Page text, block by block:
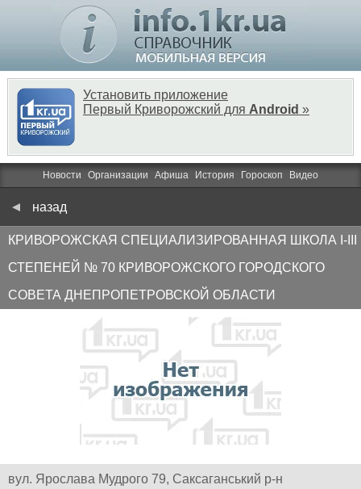
Установить приложение
Первый Криворожский для Android »
Новости Организации Афиша История Гороскоп Видео
назад
КРИВОРОЖСКАЯ СПЕЦИАЛИЗИРОВАННАЯ ШКОЛА I-III
СТЕПЕНЕЙ № 70 КРИВОРОЖСКОГО ГОРОДСКОГО
СОВЕТА ДНЕПРОПЕТРОВСКОЙ ОБЛАСТИ
вул. Ярослава Мудрого 79, Саксаганський р-н